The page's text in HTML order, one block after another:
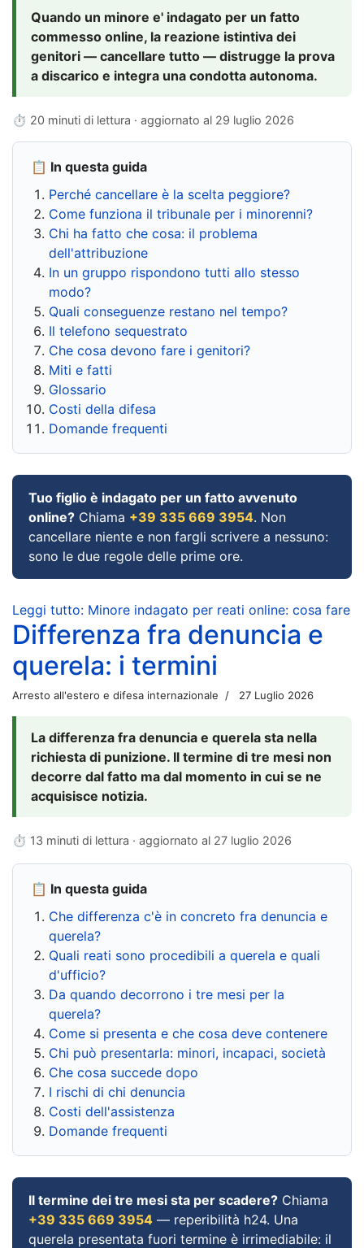
Quando un minore e' indagato per un fatto
commesso online, la reazione istintiva dei
genitori — cancellare tutto — distrugge la prova
a discarico e integra una condotta autonoma.
⏱ 20 minuti di lettura · aggiornato al 29 luglio 2026
📋 In questa guida
Perché cancellare è la scelta peggiore?
Come funziona il tribunale per i minorenni?
Chi ha fatto che cosa: il problema
dell'attribuzione
In un gruppo rispondono tutti allo stesso
modo?
Quali conseguenze restano nel tempo?
Il telefono sequestrato
Che cosa devono fare i genitori?
Miti e fatti
Glossario
Costi della difesa
Domande frequenti
Tuo figlio è indagato per un fatto avvenuto
online? Chiama +39 335 669 3954. Non
cancellare niente e non fargli scrivere a nessuno:
sono le due regole delle prime ore.
Leggi tutto: Minore indagato per reati online: cosa fare
Differenza fra denuncia e
querela: i termini
Arresto all'estero e difesa internazionale 27 Luglio 2026
La differenza fra denuncia e querela sta nella
richiesta di punizione. Il termine di tre mesi non
decorre dal fatto ma dal momento in cui se ne
acquisisce notizia.
⏱ 13 minuti di lettura · aggiornato al 27 luglio 2026
📋 In questa guida
Che differenza c'è in concreto fra denuncia e
querela?
Quali reati sono procedibili a querela e quali
d'ufficio?
Da quando decorrono i tre mesi per la
querela?
Come si presenta e che cosa deve contenere
Chi può presentarla: minori, incapaci, società
Che cosa succede dopo
I rischi di chi denuncia
Costi dell'assistenza
Domande frequenti
Il termine dei tre mesi sta per scadere? Chiama
+39 335 669 3954 — reperibilità h24. Una
querela presentata fuori termine è irrimediabile: il